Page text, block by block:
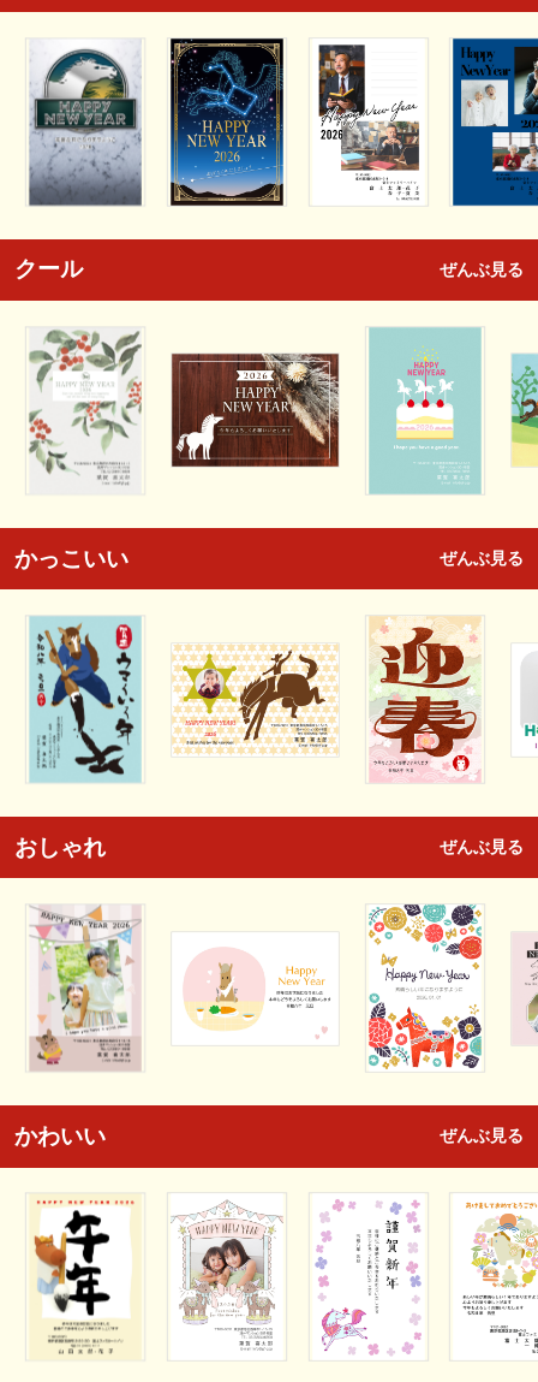
クール ぜんぶ見る
かっこいい ぜんぶ見る
おしゃれ ぜんぶ見る
かわいい ぜんぶ見る